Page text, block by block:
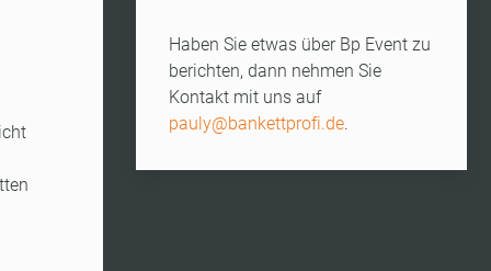
Haben Sie etwas über Bp Event zu
berichten, dann nehmen Sie
Kontakt mit uns auf
pauly@bankettprofi.de.